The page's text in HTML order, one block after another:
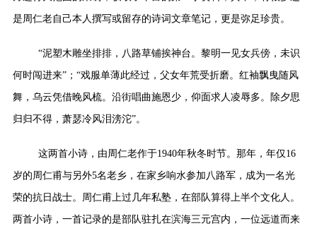
是周仁老自己本人撰写或留存的诗词文章笔记，更是弥足珍贵。
“泥塑木雕坐排排，八路草铺挨神台。黎明一见女兵傍，未识
何时闯进来”；“戏服单薄此经过，父女年荒受折磨。红袖飘曳随风
舞，乌云凭借晚风梳。沿街唱曲施恩少，仰面求人凌辱多。除夕思
归归不得，萧瑟冷风泪滂沱”。
这两首小诗，由周仁老作于1940年秋冬时节。那年，年仅16
岁的周仁甫与另外5名老乡，在家乡响水参加八路军，成为一名光
荣的抗日战士。周仁甫上过几年私塾，在部队算得上半个文化人。
两首小诗，一首记录的是部队驻扎在滨海三元宫内，一位远道而来